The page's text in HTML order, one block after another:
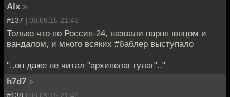
Alx »
#137 | 08.09.15 21:46
Только что по Россия-24, назвали парня юнцом и
вандалом, и много всяких #баблер выступало
"..он даже не читал "архипелаг гулаг".."
h7d7 »